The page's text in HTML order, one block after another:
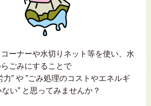
ーナーや水切りネット等を使い、水
ごみにすることで
” や ”ごみ処理のコストやエネルギ
ない” と思ってみませんか？